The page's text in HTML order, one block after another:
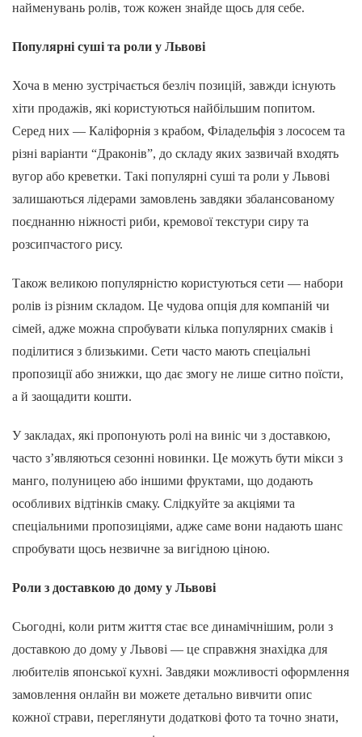
найменувань ролів, тож кожен знайде щось для себе.
Популярні суші та роли у Львові
Хоча в меню зустрічається безліч позицій, завжди існують
хіти продажів, які користуються найбільшим попитом.
Серед них — Каліфорнія з крабом, Філадельфія з лососем та
різні варіанти “Драконів”, до складу яких зазвичай входять
вугор або креветки. Такі популярні суші та роли у Львові
залишаються лідерами замовлень завдяки збалансованому
поєднанню ніжності риби, кремової текстури сиру та
розсипчастого рису.
Також великою популярністю користуються сети — набори
ролів із різним складом. Це чудова опція для компаній чи
сімей, адже можна спробувати кілька популярних смаків і
поділитися з близькими. Сети часто мають спеціальні
пропозиції або знижки, що дає змогу не лише ситно поїсти,
а й заощадити кошти.
У закладах, які пропонують ролі на виніс чи з доставкою,
часто з’являються сезонні новинки. Це можуть бути мікси з
манго, полуницею або іншими фруктами, що додають
особливих відтінків смаку. Слідкуйте за акціями та
спеціальними пропозиціями, адже саме вони надають шанс
спробувати щось незвичне за вигідною ціною.
Роли з доставкою до дому у Львові
Сьогодні, коли ритм життя стає все динамічнішим, роли з
доставкою до дому у Львові — це справжня знахідка для
любителів японської кухні. Завдяки можливості оформлення
замовлення онлайн ви можете детально вивчити опис
кожної страви, переглянути додаткові фото та точно знати,